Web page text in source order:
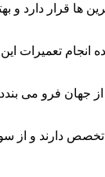
ها قرار دارد و
انجام تعمیرات
جهان فرو می
تخصص دارند و از